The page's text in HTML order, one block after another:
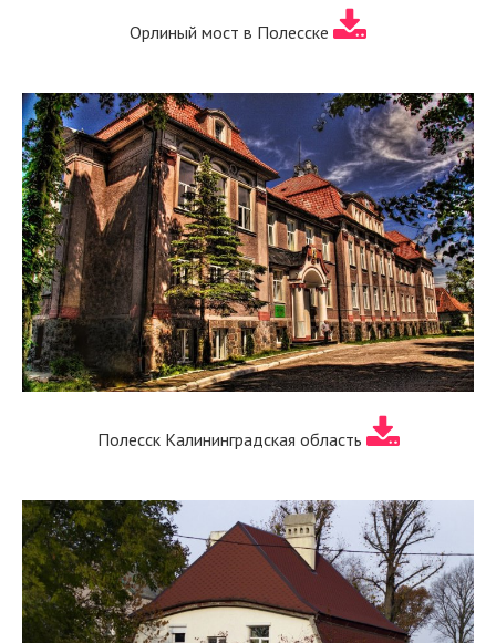
Орлиный мост в Полесске
Полесск Калининградская область